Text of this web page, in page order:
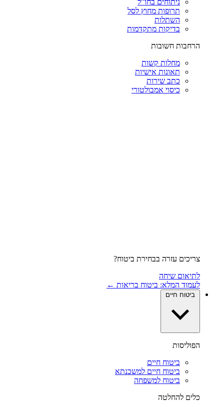
ניתוחים בחו"ל
תרופות מחוץ לסל
השתלות
בדיקות מתקדמות
הרחבות חשובות
מחלות קשות
תאונות אישיות
כתב שירות
כיסוי אמבולטורי
צריכים עזרה בבחירת ביטוח?
לתיאום שיחה
לעמוד המלא: ביטוח בריאות ←
ביטוח חיים
הפוליסות
ביטוח חיים
ביטוח חיים למשכנתא
ביטוח למשפחה
כלים להחלטה